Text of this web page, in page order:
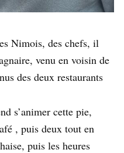
Nimois, des chefs, il
venu en voisin de
des deux restaurants
s’animer cette pie,
, puis deux tout en
puis les heures